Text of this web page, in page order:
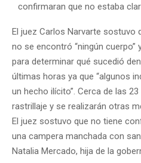
confirmaran que no estaba
El juez Carlos Narvarte sostuvo
no se encontró “ningún
para determinar qué sucedió
últimas horas ya que “algunos
un hecho ilícito”. Cerca de las
rastrillaje y se realizarán otras
El juez sostuvo que no tiene
una campera manchada con
Natalia Mercado, hija de la